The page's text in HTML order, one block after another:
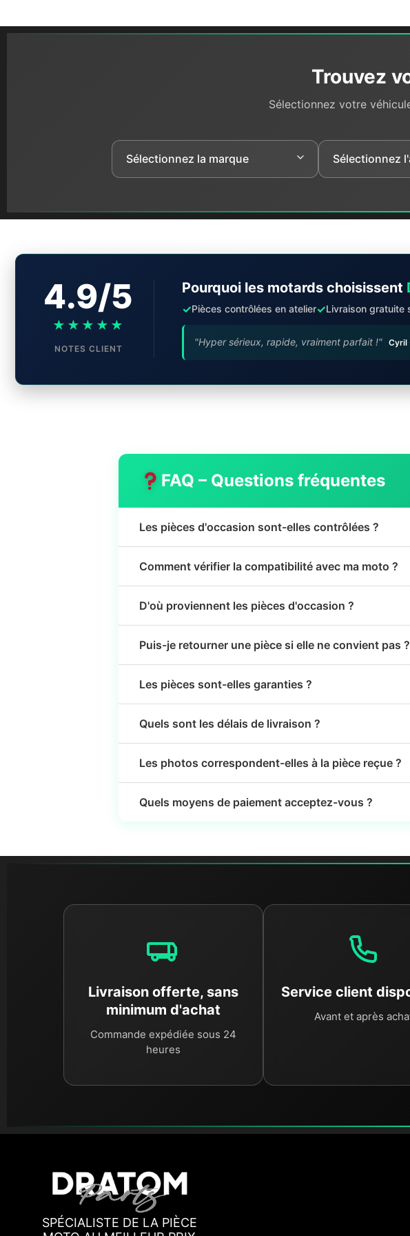
Trouvez
Sélectionnez votre
4.9/5
★★★★★
NOTES CLIENT
Pourquoi les motards choisissent
✓Pièces contrôlées en atelier✓Livraison gratuite
"Hyper sérieux, rapide, vraiment parfait !" Cyril
FAQ – Questions fréquentes
Les pièces d'occasion sont-elles contrôlées ?
Comment vérifier la compatibilité avec ma moto ?
D'où proviennent les pièces d'occasion ?
Puis-je retourner une pièce si elle ne convient pas ?
Les pièces sont-elles garanties ?
Quels sont les délais de livraison ?
Les photos correspondent-elles à la pièce reçue ?
Quels moyens de paiement acceptez-vous ?
Livraison offerte, sans
minimum d'achat
Commande expédiée sous 24
heures
Service client
Avant et après
SPÉCIALISTE DE LA PIÈCE